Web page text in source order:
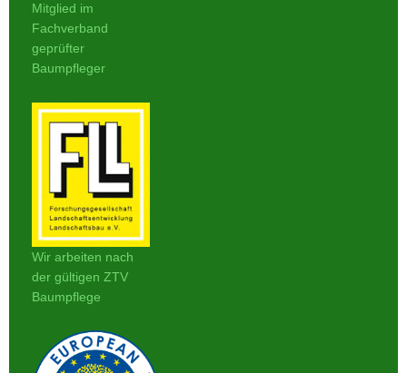
Mitglied im
Fachverband
geprüfter
Baumpfleger
Wir arbeiten nach
der gültigen ZTV
Baumpflege